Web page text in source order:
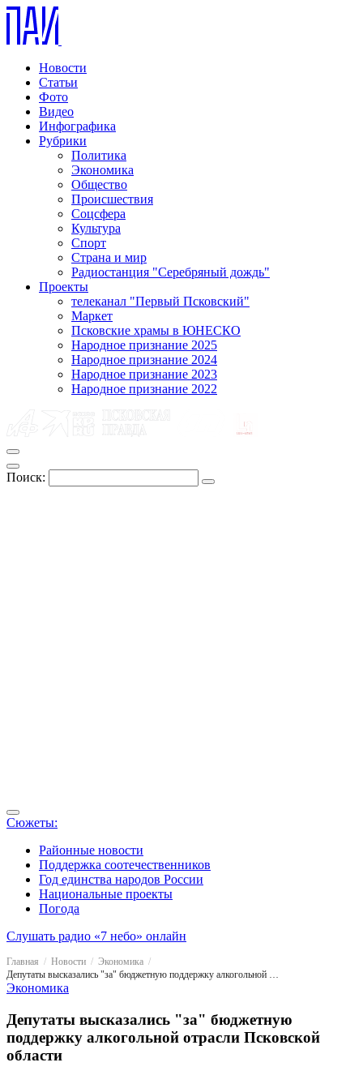
Новости
Статьи
Фото
Видео
Инфографика
Рубрики
Политика
Экономика
Общество
Происшествия
Соцсфера
Культура
Спорт
Страна и мир
Радиостанция "Серебряный дождь"
Проекты
телеканал "Первый Псковский"
Маркет
Псковские храмы в ЮНЕСКО
Народное признание 2025
Народное признание 2024
Народное признание 2023
Народное признание 2022
Поиск:
Сюжеты:
Районные новости
Поддержка соотечественников
Год единства народов России
Национальные проекты
Погода
Слушать радио «7 небо» онлайн
Главная Новости
Экономика
Депутаты высказались "за" бюджетную поддержку алкогольной отрасли Псковской области
Экономика
Депутаты высказались "за" бюджетную
поддержку алкогольной отрасли Псковской
области